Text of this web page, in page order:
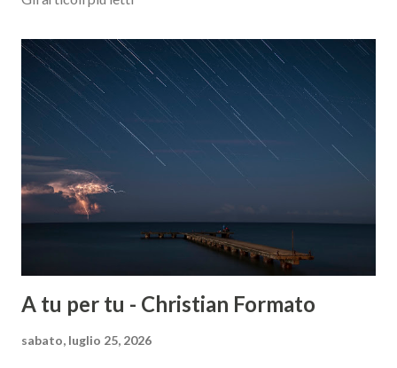
A tu per tu - Christian Formato
sabato, luglio 25, 2026